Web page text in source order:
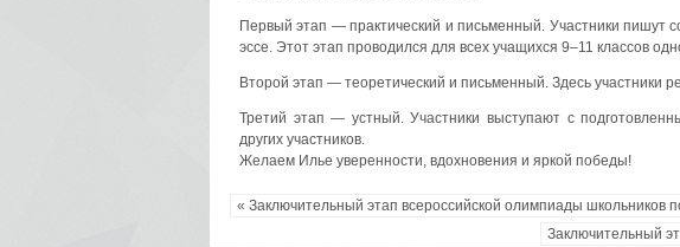
Первый этап — практический и письменный. Участники пишут
эссе. Этот этап проводился для всех учащихся 9–11 классов
Второй этап — теоретический и письменный. Здесь участники
Третий этап — устный. Участники выступают с
других участников.
Желаем Илье уверенности, вдохновения и яркой победы!
« Заключительный этап всероссийской олимпиады школьников
Заключительный